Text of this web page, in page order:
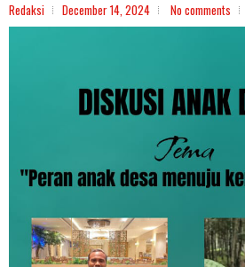
Redaksi December 14, 2024 No comments